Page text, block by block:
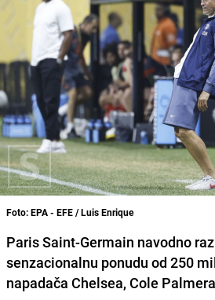
Foto: EPA - EFE / Luis Enrique
Paris Saint-Germain navodno
senzacionalnu ponudu od 250
napadača Chelsea, Cole